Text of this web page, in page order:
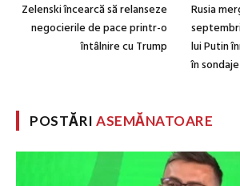
Zelenski încearcă să relanseze
negocierile de pace printr-o
întâlnire cu Trump
Rusia
lui Putin
în sondaje
POSTĂRIASEMĂNATOARE